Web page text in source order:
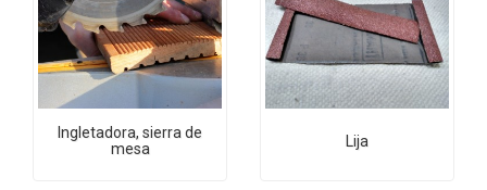
Ingletadora, sierra de
mesa
Lija